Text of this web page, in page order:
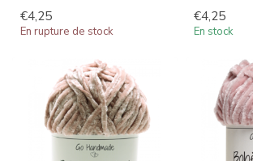
€4,25
En rupture de stock
€4,25
En stock